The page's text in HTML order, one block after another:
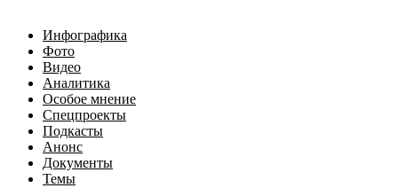
Инфографика
Фото
Видео
Аналитика
Особое мнение
Спецпроекты
Подкасты
Анонс
Документы
Темы